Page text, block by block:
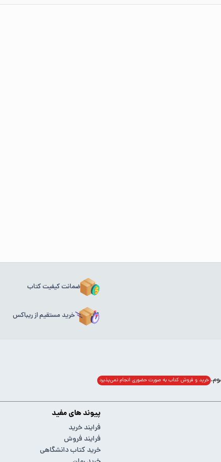
ضمانت کیفیت کتاب
خرید مستقیم از ریباکس
خرید و فروش کتاب به صورت حضوری انجام‌ نمی‌پذیرد
پیوند های مفید
فرایند خرید
فرایند فروش
خرید کتاب دانشگاهی